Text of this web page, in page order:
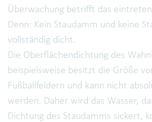
Überwachung betrifft das
Denn: Kein Staudamm und keine
vollständig dicht.
Die Oberflächendichtung des
beispielsweise besitzt die Größe
Fußballfeldern und kann nicht
werden. Daher wird das Wasser,
Dichtung des Staudamms sickert,